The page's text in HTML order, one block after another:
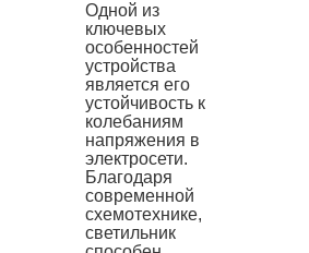
Одной из
ключевых
особенностей
устройства
является его
устойчивость к
колебаниям
напряжения в
электросети.
Благодаря
современной
схемотехнике,
светильник